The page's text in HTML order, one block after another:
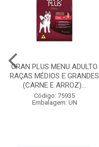
GRAN PLUS MENU ADULTO
RAÇAS MÉDIOS E GRANDES
(CARNE E ARROZ)...
Código: 75935
Embalagem: UN